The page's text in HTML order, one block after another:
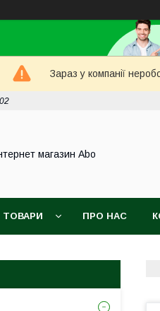
Зараз у компанії
магазин Abo
ТОВАРИ ПРО НАС